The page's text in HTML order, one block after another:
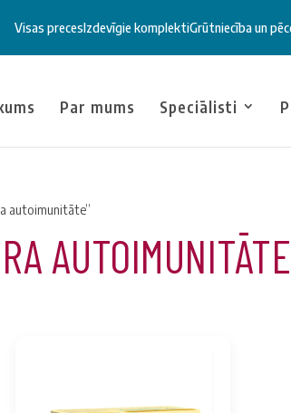
Visas precesIzdevīgie komplektiGrūtniecība un
Par mums Speciālisti
autoimunitāte”
AUTOIMUNITĀTE